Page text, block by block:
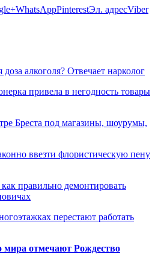
WhatsAppPinterestЭл. адресViber
алкоголя? Отвечает нарколог
привела в негодность товары
Бреста под магазины, шоурумы,
ввезти флористическую пену
правильно демонтировать
перестают работать
мира отмечают Рождество